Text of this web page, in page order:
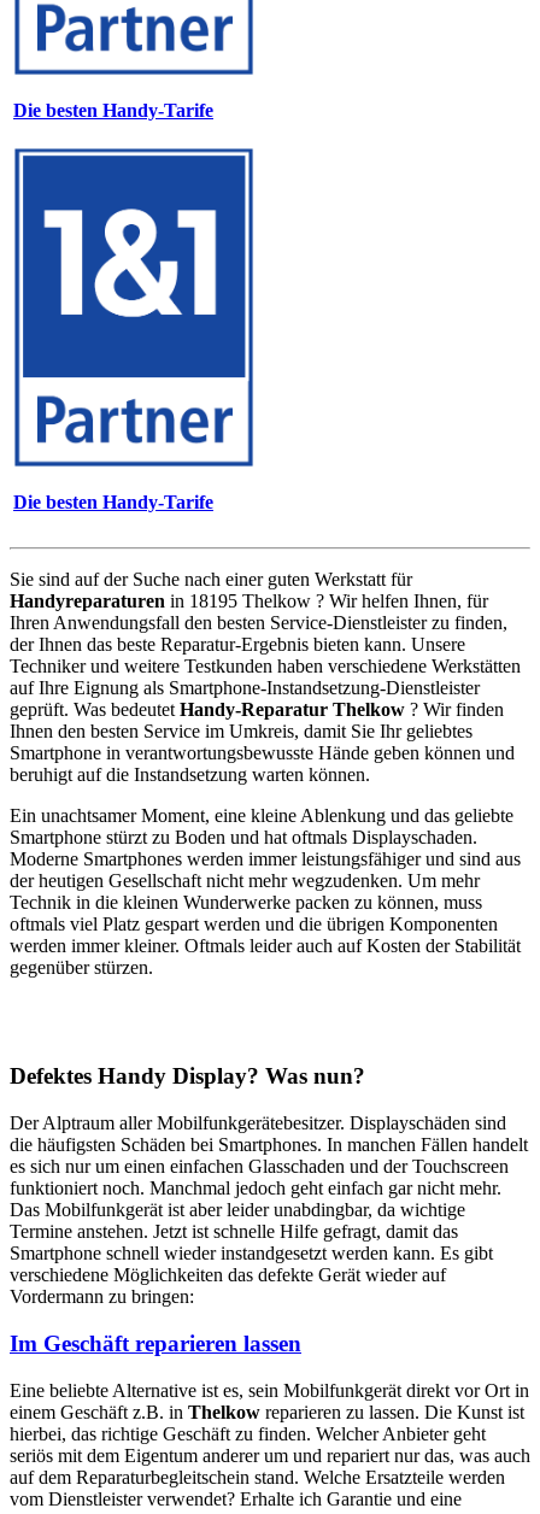
Die besten Handy-Tarife
Die besten Handy-Tarife
Sie sind auf der Suche nach einer guten Werkstatt für
Handyreparaturen in 18195 Thelkow ? Wir helfen Ihnen, für
Ihren Anwendungsfall den besten Service-Dienstleister zu finden,
der Ihnen das beste Reparatur-Ergebnis bieten kann. Unsere
Techniker und weitere Testkunden haben verschiedene Werkstätten
auf Ihre Eignung als Smartphone-Instandsetzung-Dienstleister
geprüft. Was bedeutet Handy-Reparatur Thelkow ? Wir finden
Ihnen den besten Service im Umkreis, damit Sie Ihr geliebtes
Smartphone in verantwortungsbewusste Hände geben können und
beruhigt auf die Instandsetzung warten können.
Ein unachtsamer Moment, eine kleine Ablenkung und das geliebte
Smartphone stürzt zu Boden und hat oftmals Displayschaden.
Moderne Smartphones werden immer leistungsfähiger und sind aus
der heutigen Gesellschaft nicht mehr wegzudenken. Um mehr
Technik in die kleinen Wunderwerke packen zu können, muss
oftmals viel Platz gespart werden und die übrigen Komponenten
werden immer kleiner. Oftmals leider auch auf Kosten der Stabilität
gegenüber stürzen.
Defektes Handy Display? Was nun?
Der Alptraum aller Mobilfunkgerätebesitzer. Displayschäden sind
die häufigsten Schäden bei Smartphones. In manchen Fällen handelt
es sich nur um einen einfachen Glasschaden und der Touchscreen
funktioniert noch. Manchmal jedoch geht einfach gar nicht mehr.
Das Mobilfunkgerät ist aber leider unabdingbar, da wichtige
Termine anstehen. Jetzt ist schnelle Hilfe gefragt, damit das
Smartphone schnell wieder instandgesetzt werden kann. Es gibt
verschiedene Möglichkeiten das defekte Gerät wieder auf
Vordermann zu bringen:
Im Geschäft reparieren lassen
Eine beliebte Alternative ist es, sein Mobilfunkgerät direkt vor Ort in
einem Geschäft z.B. in Thelkow reparieren zu lassen. Die Kunst ist
hierbei, das richtige Geschäft zu finden. Welcher Anbieter geht
seriös mit dem Eigentum anderer um und repariert nur das, was auch
auf dem Reparaturbegleitschein stand. Welche Ersatzteile werden
vom Dienstleister verwendet? Erhalte ich Garantie und eine